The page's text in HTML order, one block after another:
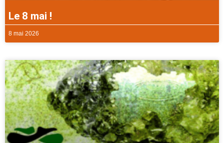
Le 8 mai !
8 mai 2026